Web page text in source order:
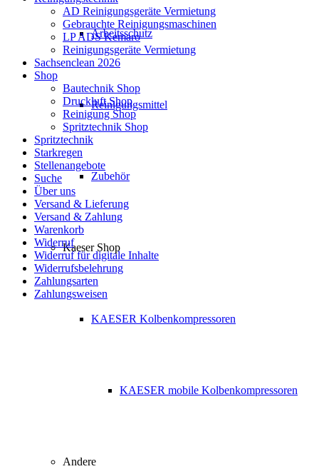
Arbeitsschutz
Reinigungsmittel
Zubehör
Kaeser Shop
KAESER Kolbenkompressoren
KAESER mobile Kolbenkompressoren
Andere
AD Reinigungsgeräte Vermietung
Gebrauchte Reinigungsmaschinen
LP ADS Kemaro
Reinigungsgeräte Vermietung
Sachsenclean 2026
Shop
Bautechnik Shop
Druckluft Shop
Reinigung Shop
Spritztechnik Shop
Spritztechnik
Starkregen
Stellenangebote
Suche
Über uns
Versand & Lieferung
Versand & Zahlung
Warenkorb
Widerruf
Widerruf für digitale Inhalte
Widerrufsbelehrung
Zahlungsarten
Zahlungsweisen